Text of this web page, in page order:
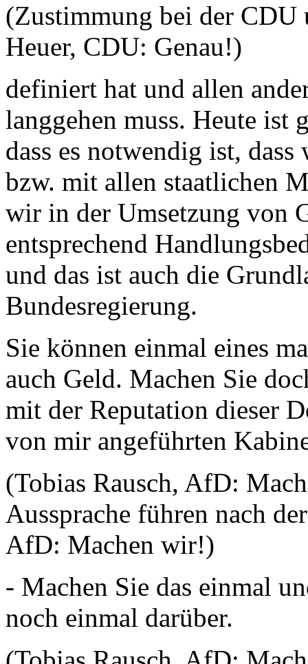
(Zustimmung bei der CDU
Heuer, CDU: Genau!)
definiert hat und allen
langgehen muss. Heute ist
dass es notwendig ist,
bzw. mit allen staatlichen
wir in der Umsetzung von
entsprechend
und das ist auch die
Bundesregierung.
Sie können einmal eines
auch Geld. Machen Sie
mit der Reputation dieser
von mir angeführten
(Tobias Rausch, AfD:
Aussprache führen nach
AfD: Machen wir!)
- Machen Sie das einmal
noch einmal darüber.